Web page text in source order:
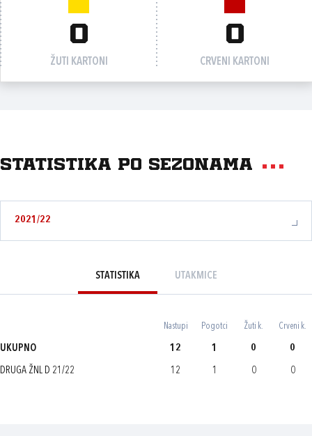
0
ŽUTI KARTONI
0
CRVENI KARTONI
Statistika po sezonama
2021/22
STATISTIKA UTAKMICE
Nastupi Pogotci Žuti k. Crveni k.
UKUPNO 12 1 0 0
DRUGA ŽNL D 21/22 12 1 0 0